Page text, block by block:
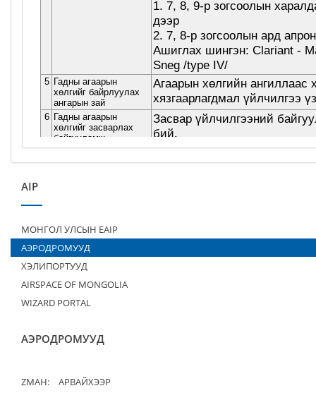
AIP
МОНГОЛ УЛСЫН EAIP
АЭРОДРОМУУД
ХЭЛИПОРТУУД
AIRSPACE OF MONGOLIA
WIZARD PORTAL
АЭРОДРОМУУД
ZMAH:
АРВАЙХЭЭР